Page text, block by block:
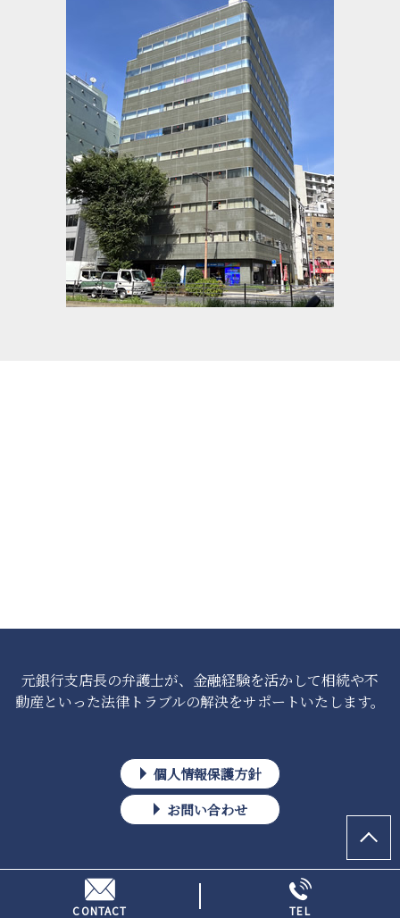
元銀行支店長の弁護士が、金融経験を活かして相続や不
動産といった法律トラブルの解決をサポートいたします。
個人情報保護方針
お問い合わせ
Copyright © 弁護士池田聡(KOWA法律事務所)